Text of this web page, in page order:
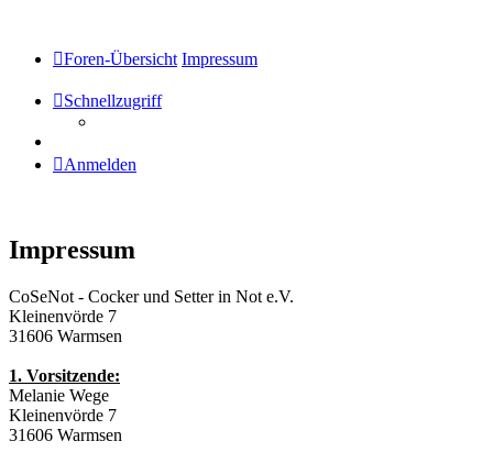
Foren-Übersicht Impressum
Schnellzugriff
Anmelden
Impressum
CoSeNot - Cocker und Setter in Not e.V.
Kleinenvörde 7
31606 Warmsen
1. Vorsitzende:
Melanie Wege
Kleinenvörde 7
31606 Warmsen